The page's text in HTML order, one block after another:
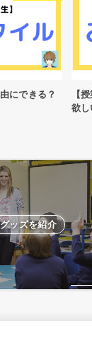
生に読んで
小
ッズ
ッズを紹介